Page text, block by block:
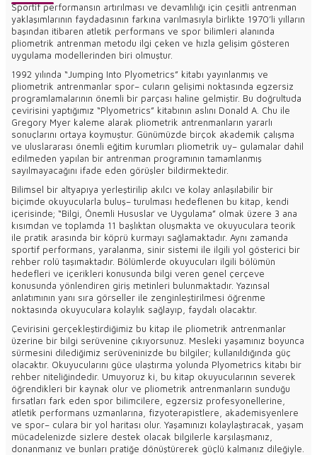
Sportif performansın artırılması ve devamlılığı için çeşitli antrenman
yaklaşımlarının faydadasının farkına varılmasıyla birlikte 1970’li yılların
başından itibaren atletik performans ve spor bilimleri alanında
pliometrik antrenman metodu ilgi çeken ve hızla gelişim gösteren
uygulama modellerinden biri olmuştur.
1992 yılında “Jumping Into Plyometrics” kitabı yayınlanmış ve
pliometrik antrenmanlar spor– cuların gelişimi noktasında egzersiz
programlamalarının önemli bir parçası haline gelmiştir. Bu doğrultuda
çevirisini yaptığımız “Plyometrics” kitabının aslını Donald A. Chu ile
Gregory Myer kaleme alarak pliometrik antrenmanların yararlı
sonuçlarını ortaya koymuştur. Günümüzde birçok akademik çalışma
ve uluslararası önemli eğitim kurumları pliometrik uy– gulamalar dahil
edilmeden yapılan bir antrenman programının tamamlanmış
sayılmayacağını ifade eden görüşler bildirmektedir.
Bilimsel bir altyapıya yerleştirilip akılcı ve kolay anlaşılabilir bir
biçimde okuyucularla buluş– turulması hedeflenen bu kitap, kendi
içerisinde; “Bilgi, Önemli Hususlar ve Uygulama” olmak üzere 3 ana
kısımdan ve toplamda 11 başlıktan oluşmakta ve okuyuculara teorik
ile pratik arasında bir köprü kurmayı sağlamaktadır. Aynı zamanda
sportif performans, yaralanma, sinir sistemi ile ilgili yol gösterici bir
rehber rolü taşımaktadır. Bölümlerde okuyucuları ilgili bölümün
hedefleri ve içerikleri konusunda bilgi veren genel çerçeve
konusunda yönlendiren giriş metinleri bulunmaktadır. Yazınsal
anlatımının yanı sıra görseller ile zenginleştirilmesi öğrenme
noktasında okuyuculara kolaylık sağlayıp, faydalı olacaktır.
Çevirisini gerçekleştirdiğimiz bu kitap ile pliometrik antrenmanlar
üzerine bir bilgi serüvenine çıkıyorsunuz. Mesleki yaşamınız boyunca
sürmesini dilediğimiz serüveninizde bu bilgiler; kullanıldığında güç
olacaktır. Okuyucularını güce ulaştırma yolunda Plyometrics kitabı bir
rehber niteliğindedir. Umuyoruz ki, bu kitap okuyucularının severek
öğrendikleri bir kaynak olur ve pliometrik antrenmanların sunduğu
fırsatları fark eden spor bilimcilere, egzersiz profesyonellerine,
atletik performans uzmanlarına, fizyoterapistlere, akademisyenlere
ve spor– culara bir yol haritası olur. Yaşamınızı kolaylaştıracak, yaşam
mücadelenizde sizlere destek olacak bilgilerle karşılaşmanız,
donanmanız ve bunları pratiğe dönüştürerek güçlü kalmanız dileğiyle.